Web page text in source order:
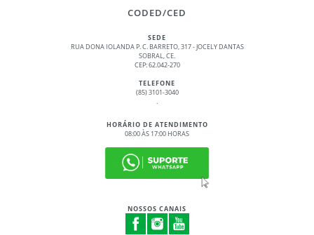
CODED/CED
SEDE
RUA DONA IOLANDA P. C. BARRETO, 317 - JOCELY DANTAS
SOBRAL, CE.
CEP: 62.042-270
TELEFONE
(85) 3101-3040
HORÁRIO DE ATENDIMENTO
08:00 ÀS 17:00 HORAS
NOSSOS CANAIS